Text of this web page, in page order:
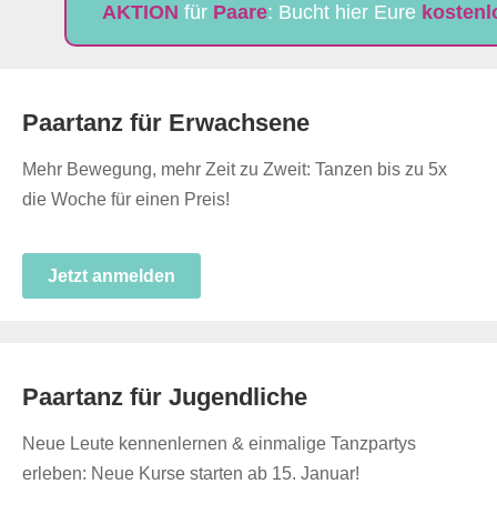
AKTION für Paare: Bucht hier Eure
Paartanz für Erwachsene
Mehr Bewegung, mehr Zeit zu Zweit: Tanzen bis zu 5x
die Woche für einen Preis!
Jetzt anmelden
Paartanz für Jugendliche
Neue Leute kennenlernen & einmalige Tanzpartys
erleben: Neue Kurse starten ab 15. Januar!